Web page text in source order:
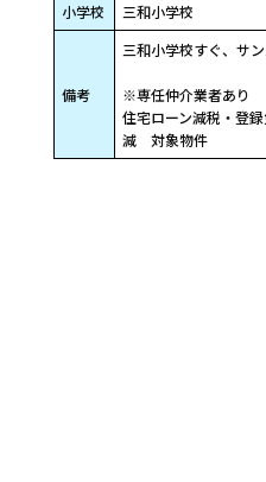
小学校
三和小学校
備考
三和小学校すぐ、サ
※専任仲介業者あり
住宅ローン減税・登
減 対象物件